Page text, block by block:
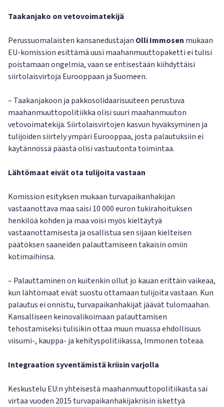
Taakanjako on vetovoimatekijä
Perussuomalaisten kansanedustajan Olli Immosen mukaan
EU-komission esittämä uusi maahanmuuttopaketti ei tulisi
poistamaan ongelmia, vaan se entisestään kiihdyttäisi
siirtolaisvirtoja Eurooppaan ja Suomeen.
– Taakanjakoon ja pakkosolidaarisuuteen perustuva
maahanmuuttopolitiikka olisi suuri maahanmuuton
vetovoimatekijä. Siirtolaisvirtojen kasvun hyväksyminen ja
tulijoiden siirtely ympäri Eurooppaa, josta palautuksiin ei
käytännössä päästä olisi vastuutonta toimintaa.
Lähtömaat eivät ota tulijoita vastaan
Komission esityksen mukaan turvapaikanhakijan
vastaanottava maa saisi 10 000 euron tukirahoituksen
henkilöä kohden ja maa voisi myös kieltäytyä
vastaanottamisesta ja osallistua sen sijaan kielteisen
päätöksen saaneiden palauttamiseen takaisin omiin
kotimaihinsa.
– Palauttaminen on kuitenkin ollut jo kauan erittäin vaikeaa,
kun lähtömaat eivät suostu ottamaan tulijoita vastaan. Kun
palautus ei onnistu, turvapaikanhakijat jäävät tulomaahan.
Kansalliseen keinovalikoimaan palauttamisen
tehostamiseksi tulisikin ottaa muun muassa ehdollisuus
viisumi-, kauppa- ja kehityspolitiikassa, Immonen toteaa.
Integraation syventämistä kriisin varjolla
Keskustelu EU:n yhteisestä maahanmuuttopolitiikasta sai
virtaa vuoden 2015 turvapaikanhakijakriisin iskettyä